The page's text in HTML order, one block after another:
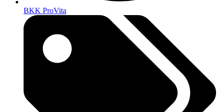
BKK ProVita